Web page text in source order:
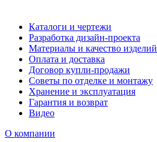
Каталоги и чертежи
Разработка дизайн-проекта
Материалы и качество изделий
Оплата и доставка
Договор купли-продажи
Советы по отделке и монтажу
Хранение и эксплуатация
Гарантия и возврат
Видео
О компании